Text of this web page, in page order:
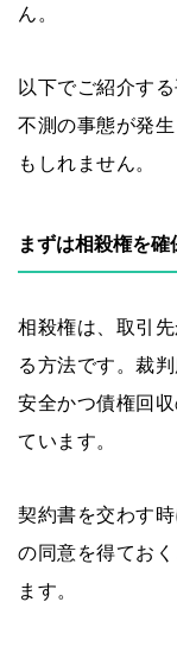
ん。
以下でご紹介す
不測の事態が発
もしれません。
まずは相殺権を確
相殺権は、取引
る方法です。裁
安全かつ債権回
ています。
契約書を交わす
の同意を得てお
ます。